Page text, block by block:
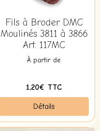
Fils à Broder DMC
Moulinés 3811 à 3866
Art. 117MC
À partir de
1,20€ TTC
Détails